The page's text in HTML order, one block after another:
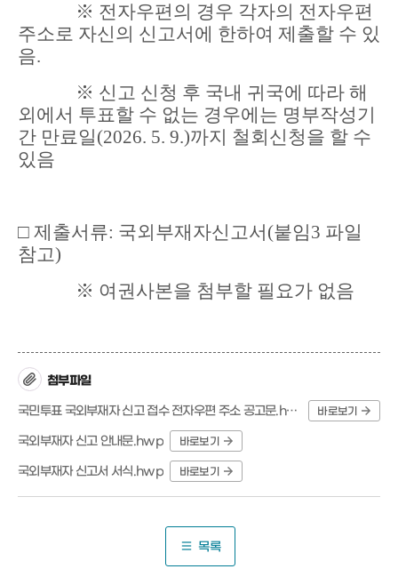
※ 전자우편의 경우 각자의 전자우편
주소로 자신의 신고서에 한하여 제출할 수 있
음.
※ 신고 신청 후 국내 귀국에 따라 해
외에서 투표할 수 없는 경우에는 명부작성기
간 만료일(2026. 5. 9.)까지 철회신청을 할 수
있음
□ 제출서류: 국외부재자신고서(붙임3 파일
참고)
※ 여권사본을 첨부할 필요가 없음
첨부파일
국민투표 국외부재자 신고 접수 전자우편 주소 공고문.hwp
바로보기
국외부재자 신고 안내문.hwp 바로보기
국외부재자 신고서 서식.hwp 바로보기
목록